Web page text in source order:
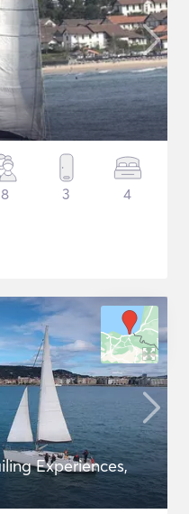
8 3 4
Experiences,